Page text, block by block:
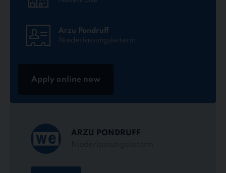
Arzu Pondruff
Niederlassungsleiterin
Apply online now
ARZU PONDRUFF